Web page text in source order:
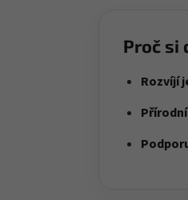
Proč si
Rozvíjí
Přírodní